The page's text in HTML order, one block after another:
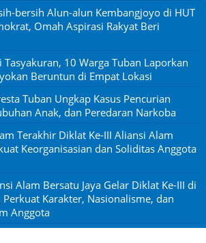
bersih Alun-alun Kembangjoyo di HUT
Omah Aspirasi Rakyat Beri
Tasyakuran, 10 Warga Tuban Laporkan
Beruntun di Empat Lokasi
Tuban Ungkap Kasus Pencurian
Anak, dan Peredaran Narkoba
Terakhir Diklat Ke-III Aliansi Alam
Keorganisasian dan Soliditas Anggota
Alam Bersatu Jaya Gelar Diklat Ke-III di
Perkuat Karakter, Nasionalisme, dan
Anggota